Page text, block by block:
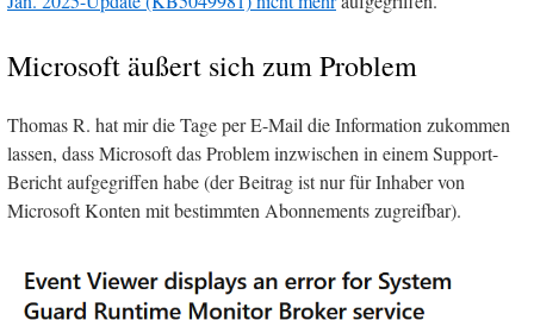
Microsoft äußert sich zum Problem
Thomas R. hat mir die Tage per E-Mail die Information zukommen
lassen, dass Microsoft das Problem inzwischen in einem Support-
Bericht aufgegriffen habe (der Beitrag ist nur für Inhaber von
Microsoft Konten mit bestimmten Abonnements zugreifbar).